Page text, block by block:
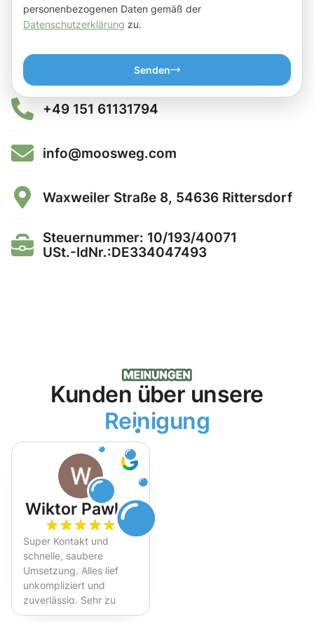
personenbezogenen Daten gemäß der
Datenschutzerklärung zu.
Senden
+49 151 61131794
info@moosweg.com
Waxweiler Straße 8, 54636 Rittersdorf
Steuernummer: 10/193/40071
USt.-IdNr.:DE334047493
Kunden über unsere
Reinigung
Wiktor Pawlak
Super Kontakt und
schnelle, saubere
Umsetzung. Alles lief
unkompliziert und
zuverlässig. Sehr zu
empfehlen!